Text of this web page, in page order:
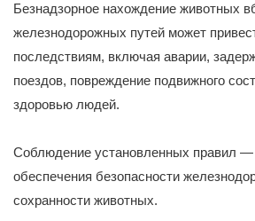
Безнадзорное нахождение животных
железнодорожных путей может
последствиям, включая аварии,
поездов, повреждение подвижного
здоровью людей.
Соблюдение установленных правил —
обеспечения безопасности
сохранности животных.